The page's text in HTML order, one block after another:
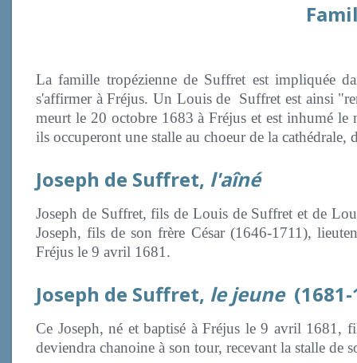
La famille tropézienne de Suffret est impliquée
s'affirmer à Fréjus. Un Louis de Suffret est ainsi
meurt le 20 octobre 1683 à Fréjus et est inhumé le
ils occuperont une stalle au choeur de la
Joseph de Suffret, l'aîné
Joseph de Suffret, fils de Louis de Suffret et de
Joseph, fils de son frère César (1646-1711),
Fréjus le 9 avril 1681.
Joseph de Suffret, le jeune
Ce Joseph, né et baptisé à Fréjus le 9 avril 1681,
deviendra chanoine à son tour, recevant la stalle de